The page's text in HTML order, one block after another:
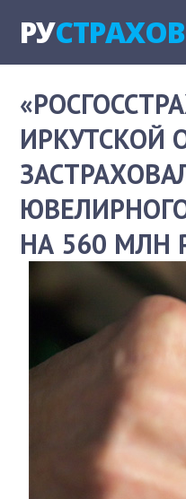
РУ
ИРКУТСКОЙ
НА 560 МЛН